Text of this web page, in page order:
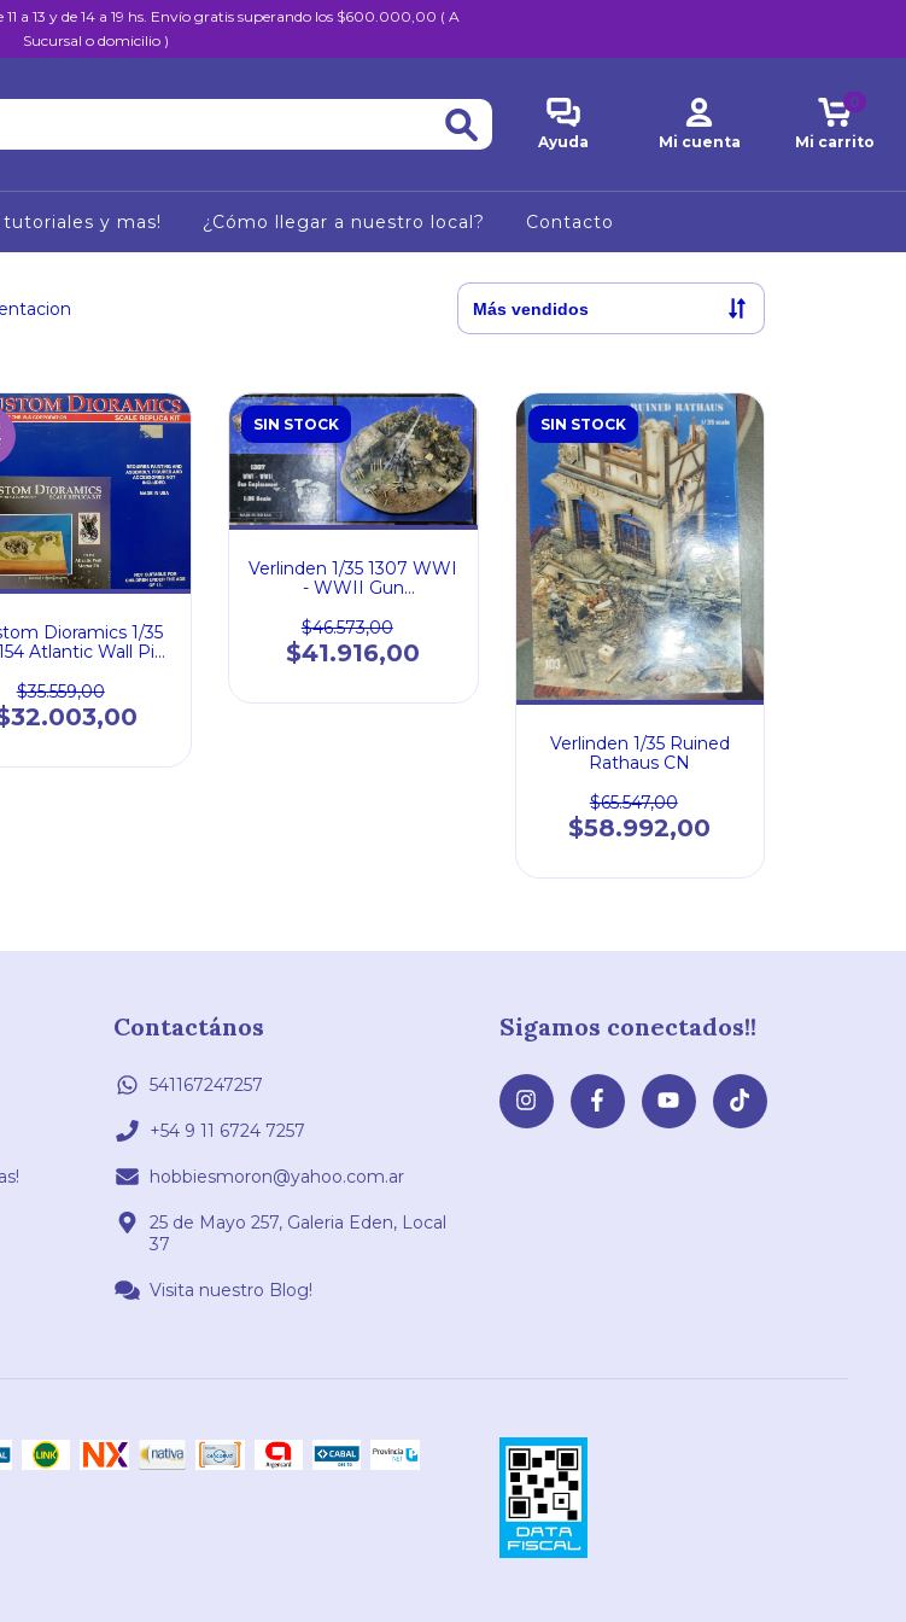
a 13 y de 14 a 19 hs. Envío gratis superando los $600.000,00 ( A
Sucursal o domicilio )
Ayuda Mi cuenta Mi carrito
0
y mas! ¿Cómo llegar a nuestro local? Contacto
Dioramics 1/35
Atlantic Wall Pit
$35.559,00
SIN STOCK
Verlinden 1/35 1307 WWI
- WWII Gun
$46.573,00
$41.916,00
SIN STOCK
Verlinden 1/35 Ruined
Rathaus CN
$65.547,00
$58.992,00
Contactános
541167247257
+54 9 11 6724 7257
hobbiesmoron@yahoo.com.ar
25 de Mayo 257, Galeria Eden, Local
37
Visita nuestro Blog!
Sigamos conectados!!